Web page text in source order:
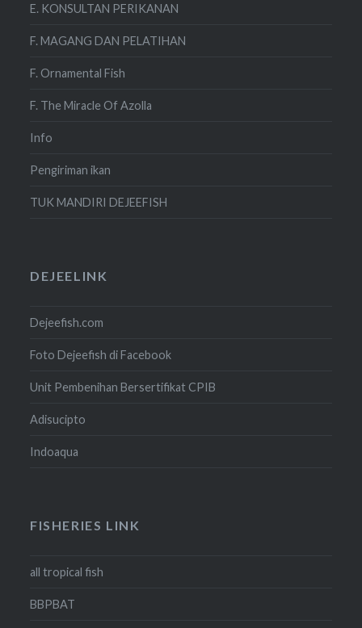
E. KONSULTAN PERIKANAN
F. MAGANG DAN PELATIHAN
F. Ornamental Fish
F. The Miracle Of Azolla
Info
Pengiriman ikan
TUK MANDIRI DEJEEFISH
DEJEELINK
Dejeefish.com
Foto Dejeefish di Facebook
Unit Pembenihan Bersertifikat CPIB
Adisucipto
Indoaqua
FISHERIES LINK
all tropical fish
BBPBAT